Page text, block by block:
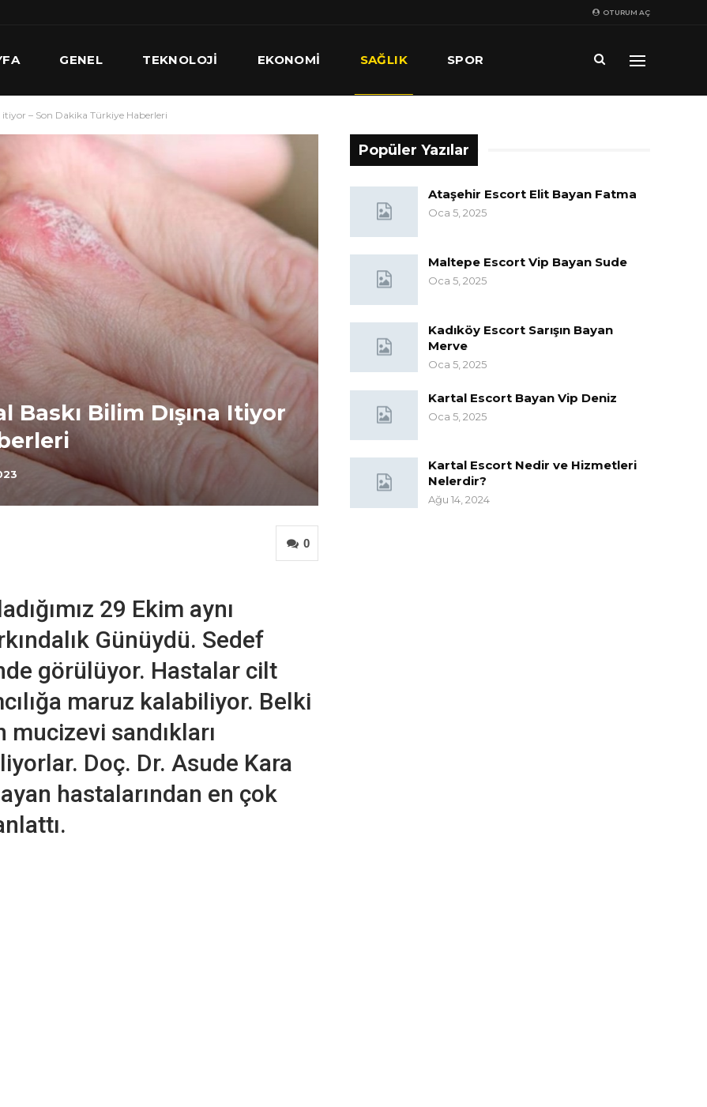
OTURUM AÇ
GENEL TEKNOLOJI EKONOMI SAĞLIK SPOR
itiyor – Son Dakika Türkiye Haberleri
Baskı Bilim Dışına Itiyor
0
29 Ekim aynı
Günüydü. Sedef
görülüyor. Hastalar cilt
maruz kalabiliyor. Belki
sandıkları
Doç. Dr. Asude Kara
hastalarından en çok
Popüler Yazılar
Ataşehir Escort Elit Bayan Fatma
Oca 5, 2025
Maltepe Escort Vip Bayan Sude
Oca 5, 2025
Kadıköy Escort Sarışın Bayan
Merve
Oca 5, 2025
Kartal Escort Bayan Vip Deniz
Oca 5, 2025
Kartal Escort Nedir ve Hizmetleri
Nelerdir?
Ağu 14, 2024